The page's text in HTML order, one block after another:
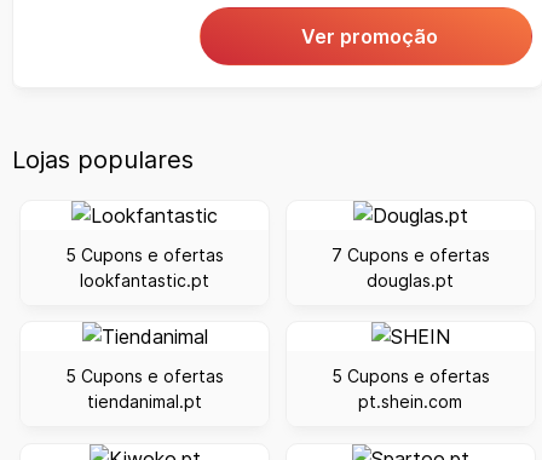
Ver promoção
Lojas populares
5 Cupons e ofertas
lookfantastic.pt
7 Cupons e ofertas
douglas.pt
5 Cupons e ofertas
tiendanimal.pt
5 Cupons e ofertas
pt.shein.com